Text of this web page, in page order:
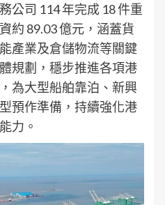
公司 114 年完成 18 件重
約 89.03 億元，涵蓋貨
產業及倉儲物流等關鍵
規劃，穩步推進各項港
為大型船舶靠泊、新興
預作準備，持續強化港
力。